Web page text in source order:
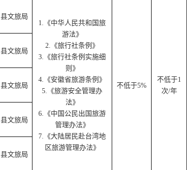
县文旅局
1. 《中华人民共和国旅
游法》
2. 《旅行社条例》
3. 《旅行社条例实施细
则》
4. 《安徽省旅游条例》
5. 《旅游安全管理办
法》
6. 《中国公民出国旅游
管理办法》
7. 《大陆居民赴台湾地
区旅游管理办法》
不低于5%
不低于1
次/年
县文旅局
县文旅局
县文旅局
县文旅局